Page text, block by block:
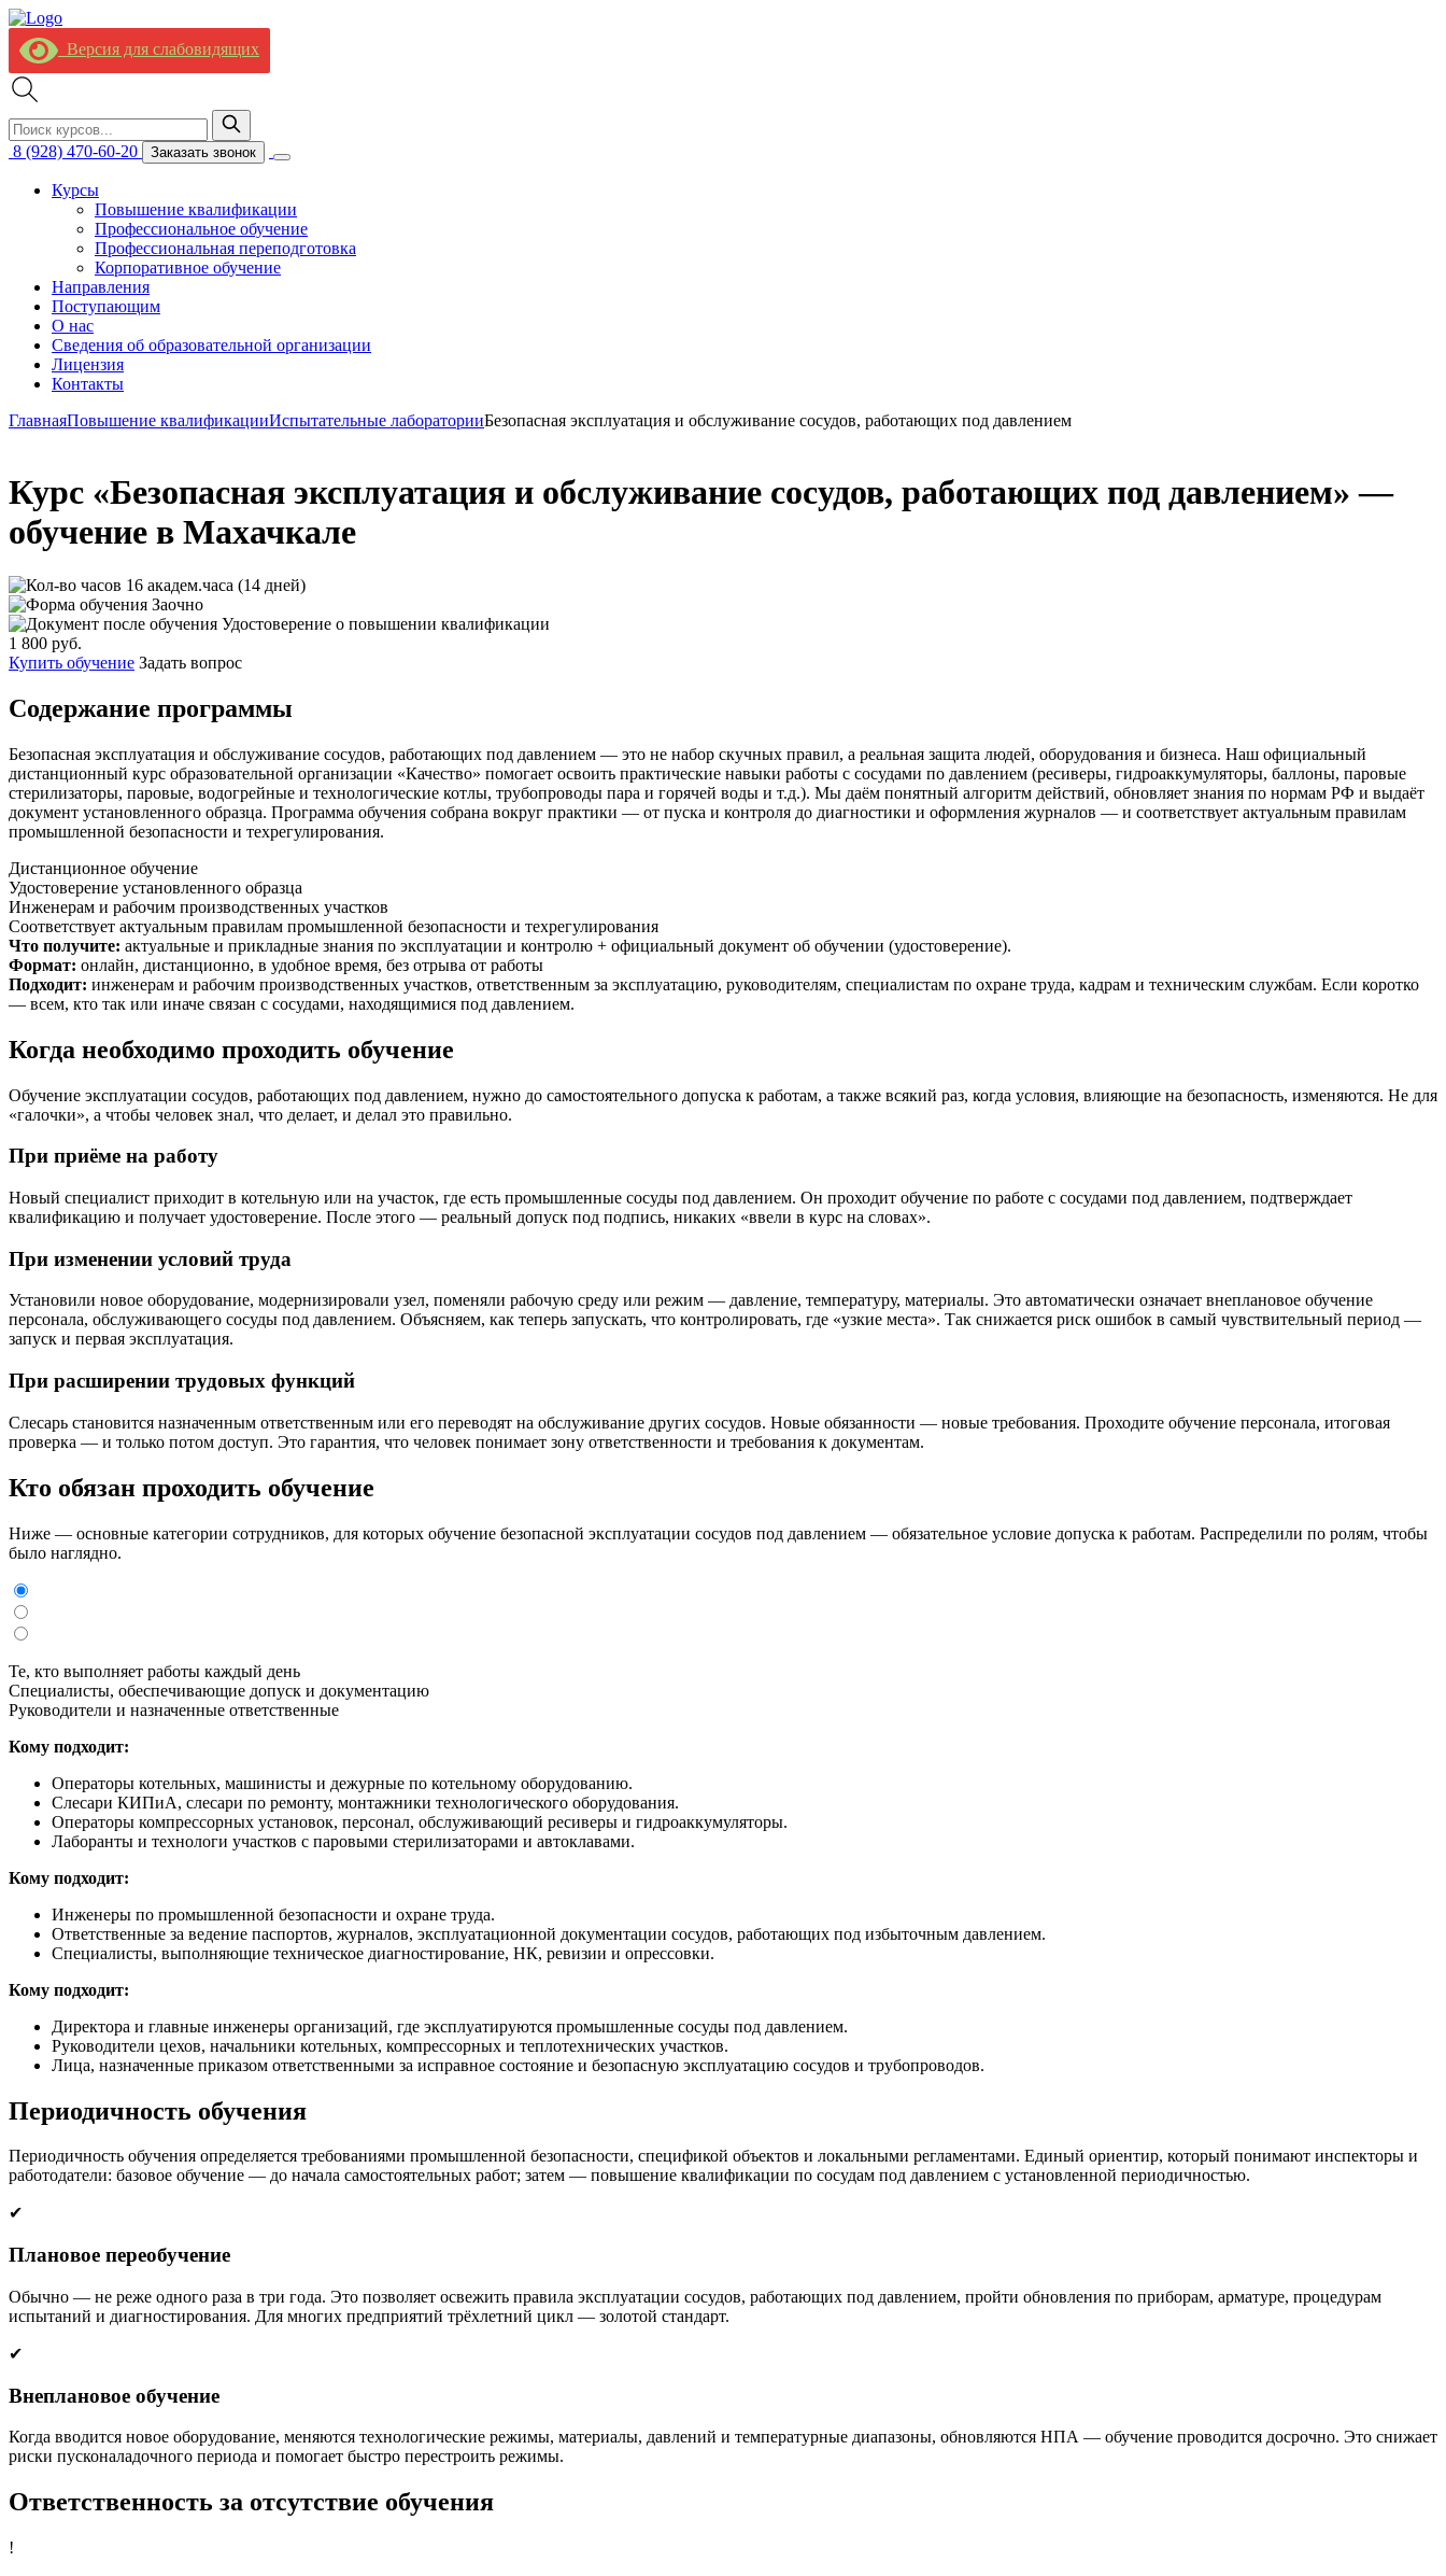
Версия для слабовидящих
8 (928) 470-60-20 Заказать звонок
Курсы
Повышение квалификации
Профессиональное обучение
Профессиональная переподготовка
Корпоративное обучение
Направления
Поступающим
О нас
Сведения об образовательной организации
Лицензия
Контакты
ГлавнаяПовышение квалификацииИспытательные лабораторииБезопасная эксплуатация и обслуживание сосудов, работающих под давлением
Курс «Безопасная эксплуатация и обслуживание сосудов, работающих под давлением» —
обучение в Махачкале
16 академ.часа (14 дней)
Заочно
Удостоверение о повышении квалификации
1 800 руб.
Купить обучение Задать вопрос
Содержание программы
Безопасная эксплуатация и обслуживание сосудов, работающих под давлением — это не набор скучных правил, а реальная защита людей, оборудования и бизнеса. Наш официальный
дистанционный курс образовательной организации «Качество» помогает освоить практические навыки работы с сосудами по давлением (ресиверы, гидроаккумуляторы, баллоны, паровые
стерилизаторы, паровые, водогрейные и технологические котлы, трубопроводы пара и горячей воды и т.д.). Мы даём понятный алгоритм действий, обновляет знания по нормам РФ и выдаёт
документ установленного образца. Программа обучения собрана вокруг практики — от пуска и контроля до диагностики и оформления журналов — и соответствует актуальным правилам
промышленной безопасности и техрегулирования.
Дистанционное обучение
Удостоверение установленного образца
Инженерам и рабочим производственных участков
Соответствует актуальным правилам промышленной безопасности и техрегулирования
Что получите: актуальные и прикладные знания по эксплуатации и контролю + официальный документ об обучении (удостоверение).
Формат: онлайн, дистанционно, в удобное время, без отрыва от работы
Подходит: инженерам и рабочим производственных участков, ответственным за эксплуатацию, руководителям, специалистам по охране труда, кадрам и техническим службам. Если коротко
— всем, кто так или иначе связан с сосудами, находящимися под давлением.
Когда необходимо проходить обучение
Обучение эксплуатации сосудов, работающих под давлением, нужно до самостоятельного допуска к работам, а также всякий раз, когда условия, влияющие на безопасность, изменяются. Не для
«галочки», а чтобы человек знал, что делает, и делал это правильно.
При приёме на работу
Новый специалист приходит в котельную или на участок, где есть промышленные сосуды под давлением. Он проходит обучение по работе с сосудами под давлением, подтверждает
квалификацию и получает удостоверение. После этого — реальный допуск под подпись, никаких «ввели в курс на словах».
При изменении условий труда
Установили новое оборудование, модернизировали узел, поменяли рабочую среду или режим — давление, температуру, материалы. Это автоматически означает внеплановое обучение
персонала, обслуживающего сосуды под давлением. Объясняем, как теперь запускать, что контролировать, где «узкие места». Так снижается риск ошибок в самый чувствительный период —
запуск и первая эксплуатация.
При расширении трудовых функций
Слесарь становится назначенным ответственным или его переводят на обслуживание других сосудов. Новые обязанности — новые требования. Проходите обучение персонала, итоговая
проверка — и только потом доступ. Это гарантия, что человек понимает зону ответственности и требования к документам.
Кто обязан проходить обучение
Ниже — основные категории сотрудников, для которых обучение безопасной эксплуатации сосудов под давлением — обязательное условие допуска к работам. Распределили по ролям, чтобы
было наглядно.
Те, кто выполняет работы каждый день
Специалисты, обеспечивающие допуск и документацию
Руководители и назначенные ответственные
Кому подходит:
Операторы котельных, машинисты и дежурные по котельному оборудованию.
Слесари КИПиА, слесари по ремонту, монтажники технологического оборудования.
Операторы компрессорных установок, персонал, обслуживающий ресиверы и гидроаккумуляторы.
Лаборанты и технологи участков с паровыми стерилизаторами и автоклавами.
Кому подходит:
Инженеры по промышленной безопасности и охране труда.
Ответственные за ведение паспортов, журналов, эксплуатационной документации сосудов, работающих под избыточным давлением.
Специалисты, выполняющие техническое диагностирование, НК, ревизии и опрессовки.
Кому подходит:
Директора и главные инженеры организаций, где эксплуатируются промышленные сосуды под давлением.
Руководители цехов, начальники котельных, компрессорных и теплотехнических участков.
Лица, назначенные приказом ответственными за исправное состояние и безопасную эксплуатацию сосудов и трубопроводов.
Периодичность обучения
Периодичность обучения определяется требованиями промышленной безопасности, спецификой объектов и локальными регламентами. Единый ориентир, который понимают инспекторы и
работодатели: базовое обучение — до начала самостоятельных работ; затем — повышение квалификации по сосудам под давлением с установленной периодичностью.
✔
Плановое переобучение
Обычно — не реже одного раза в три года. Это позволяет освежить правила эксплуатации сосудов, работающих под давлением, пройти обновления по приборам, арматуре, процедурам
испытаний и диагностирования. Для многих предприятий трёхлетний цикл — золотой стандарт.
✔
Внеплановое обучение
Когда вводится новое оборудование, меняются технологические режимы, материалы, давлений и температурные диапазоны, обновляются НПА — обучение проводится досрочно. Это снижает
риски пусконаладочного периода и помогает быстро перестроить режимы.
Ответственность за отсутствие обучения
!